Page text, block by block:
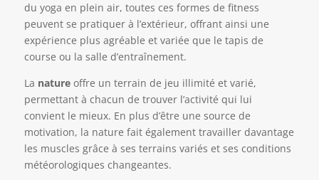
du yoga en plein air, toutes ces formes de fitness
peuvent se pratiquer à l’extérieur, offrant ainsi une
expérience plus agréable et variée que le tapis de
course ou la salle d’entraînement.
La natureoffre un terrain de jeu illimité et varié,
permettant à chacun de trouver l’activité qui lui
convient le mieux. En plus d’être une source de
motivation, la nature fait également travailler davantage
les muscles grâce à ses terrains variés et ses conditions
météorologiques changeantes.